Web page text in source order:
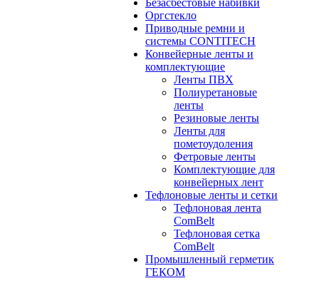
Безасбестовые набивки
Оргстекло
Приводные ремни и
системы CONTITECH
Конвейерные ленты и
комплектующие
Ленты ПВХ
Полиуретановые
ленты
Резиновые ленты
Ленты для
пометоудоления
Фетровые ленты
Комплектующие для
конвейерных лент
Тефлоновые ленты и сетки
Тефлоновая лента
ComBelt
Тефлоновая сетка
ComBelt
Промышленный герметик
ГЕКОМ